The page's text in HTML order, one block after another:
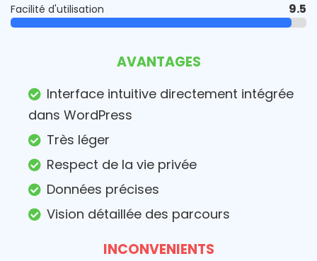
Facilité d'utilisation 9.5
AVANTAGES
Interface intuitive directement intégrée
dans WordPress
Très léger
Respect de la vie privée
Données précises
Vision détaillée des parcours
INCONVENIENTS